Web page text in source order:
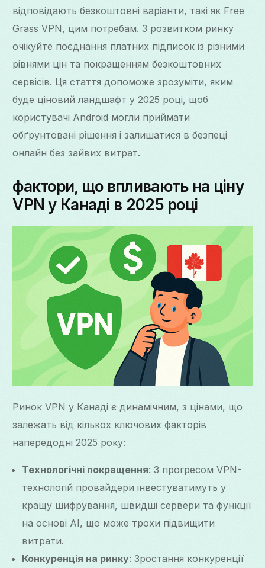
відповідають безкоштовні варіанти, такі як Free
Grass VPN, цим потребам. З розвитком ринку
очікуйте поєднання платних підписок із різними
рівнями цін та покращенням безкоштовних
сервісів. Ця стаття допоможе зрозуміти, яким
буде ціновий ландшафт у 2025 році, щоб
користувачі Android могли приймати
обґрунтовані рішення і залишатися в безпеці
онлайн без зайвих витрат.
фактори, що впливають на ціну
VPN у Канаді в 2025 році
Ринок VPN у Канаді є динамічним, з цінами, що
залежать від кількох ключових факторів
напередодні 2025 року:
Технологічні покращення: З прогресом VPN-
технологій провайдери інвестуватимуть у
кращу шифрування, швидші сервери та функції
на основі AI, що може трохи підвищити
витрати.
Конкуренція на ринку: Зростання конкуренції